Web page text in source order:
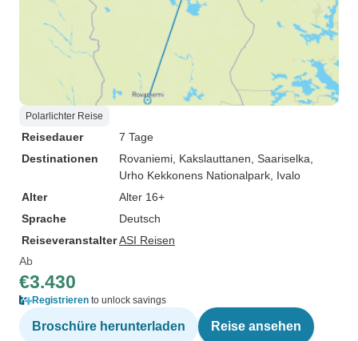
Polarlichter Reise
Reisedauer
7 Tage
Destinationen
Rovaniemi , Kakslauttanen , Saariselka
Urho Kekkonens Nationalpark , Ivalo
Alter
Alter 16+
Sprache
Deutsch
ReiseveranstalterASI Reisen
Ab
€3.430
Registrieren to unlock savings
Broschüre herunterladen Reise ansehen